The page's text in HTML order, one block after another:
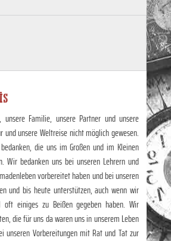
Familie, unsere Partner und unsere
unsere Weltreise nicht möglich gewesen.
die uns im Großen und im Kleinen
bedanken uns bei unseren Lehrern und
vorbereitet haben und bei unseren
und bis heute unterstützen, auch wenn wir
einiges zu Beißen gegeben haben. Wir
die für uns da waren uns in unserem Leben
unseren Vorbereitungen mit Rat und Tat zur